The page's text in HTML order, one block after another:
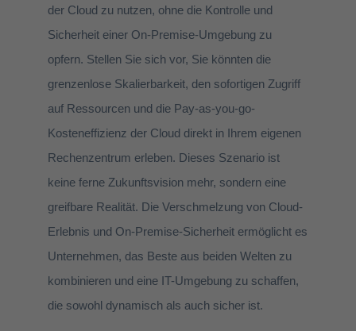
der Cloud zu nutzen, ohne die Kontrolle und
Sicherheit einer On-Premise-Umgebung zu
opfern. Stellen Sie sich vor, Sie könnten die
grenzenlose Skalierbarkeit, den sofortigen Zugriff
auf Ressourcen und die Pay-as-you-go-
Kosteneffizienz der Cloud direkt in Ihrem eigenen
Rechenzentrum erleben. Dieses Szenario ist
keine ferne Zukunftsvision mehr, sondern eine
greifbare Realität. Die Verschmelzung von Cloud-
Erlebnis und On-Premise-Sicherheit ermöglicht es
Unternehmen, das Beste aus beiden Welten zu
kombinieren und eine IT-Umgebung zu schaffen,
die sowohl dynamisch als auch sicher ist.